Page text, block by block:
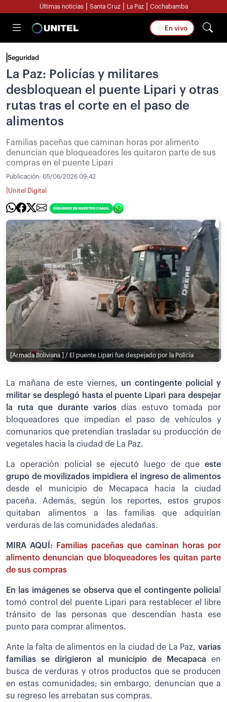
Últimas noticias Santa Cruz La Paz Cochabamba
En vivo
Seguridad
La Paz: Policías y militares
desbloquean el puente Lipari y otras
rutas tras el corte en el paso de
alimentos
Familias paceñas que caminan horas por alimento
denuncian que bloqueadores les quitaron parte de sus
compras en el puente Lipari
Publicación: 05/06/2026 09:42
Unitel Digital
[Armada Boliviana ] / El puente Lipari fue despejado por la Policía
La mañana de este viernes, un contingente policial y
militar se desplegó hasta el puente Lipari para despejar
la ruta que durante variosdías estuvo tomada por
bloqueadores que impedían el paso de vehículos y
comunarios que pretendían trasladar su producción de
vegetales hacia la ciudad de La Paz.
La operación policial se ejecutó luego de que este
grupo de movilizados impidiera el ingreso de alimentos
desde el municipio de Mecapaca hacia la ciudad
paceña. Además, según los reportes, estos grupos
quitaban alimentos a las familias que adquirían
verduras de las comunidades aledañas.
MIRA AQUÍ:
Familias paceñas que caminan horas por
alimento denuncian que bloqueadores les quitan parte
de sus compras
En las imágenes se observa que el contingente policia
tomó control del puente Lipari para restablecer el libre
tránsito de las personas que descendían hasta ese
punto para comprar alimentos.
Ante la falta de alimentos en la ciudad de La Paz, varias
familias se dirigieron al municipio de Mecapaca en
busca de verduras y otros productos que se producen
en estas comunidades; sin embargo, denuncian que a
su regreso les arrebatan sus compras.